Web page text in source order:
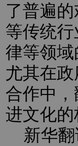
了普遍
等传统
律等领
尤其在
合作中
进文化的
新华翻